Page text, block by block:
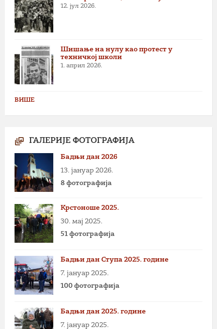
12. јул 2026.
Шишање на нулу као протест у
техничкој школи
1. април 2026.
ВИШЕ
ГАЛЕРИЈЕ ФОТОГРАФИЈА
Бадњи дан 2026
13. јануар 2026.
8 фотографија
Крстоноше 2025.
30. мај 2025.
51 фотографија
Бадњи дан Ступа 2025. године
7. јануар 2025.
100 фотографија
Бадњи дан 2025. године
7. јануар 2025.